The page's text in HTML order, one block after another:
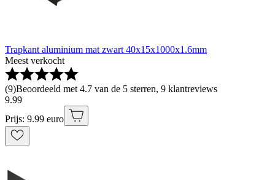
Trapkant aluminium mat zwart 40x15x1000x1.6mm
Meest verkocht
(9)Beoordeeld met 4.7 van de 5 sterren, 9 klantreviews
9.99
Prijs: 9.99 euro